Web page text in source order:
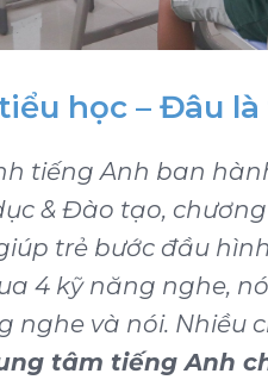
học – Đâu là
tiếng Anh ban
& Đào tạo,
trẻ bước đầu
4 kỹ năng nghe,
và nói. Nhiều
tâm tiếng Anh